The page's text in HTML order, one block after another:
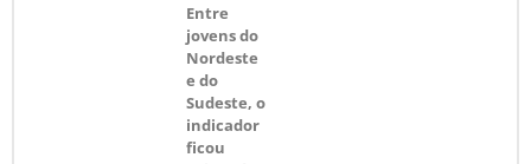
Entre
jovens do
Nordeste
e do
Sudeste, o
indicador
ficou